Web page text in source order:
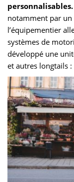
personnalisables.
notamment par
l’équipementier
systèmes de
développé une
et autres longtails :